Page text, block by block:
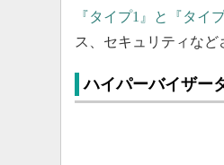
『タイプ1』と『タイ
ス、セキュリティなど
ハイパーバイザー